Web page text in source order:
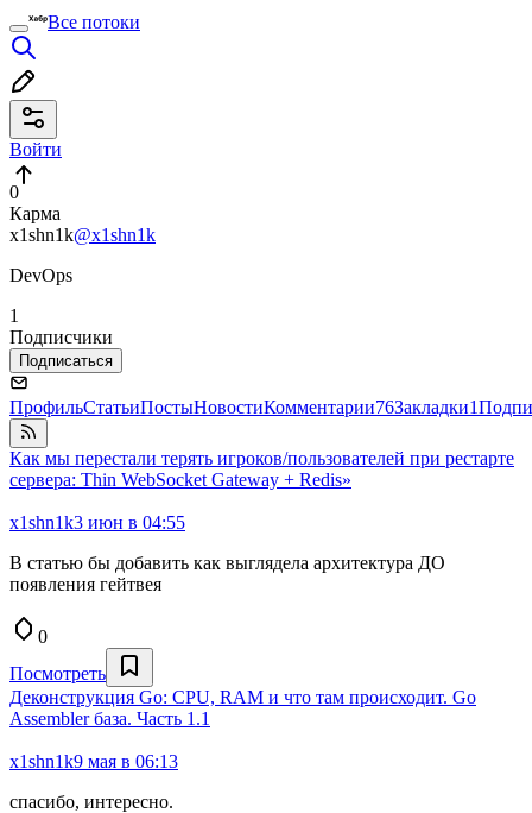
Все потоки
Войти
0
Карма
x1shn1k@x1shn1k
DevOps
1
Подписчики
Подписаться
ПрофильСтатьиПостыНовостиКомментарии76Закладки1
Как мы перестали терять игроков/пользователей при рестарте
сервера: Thin WebSocket Gateway + Redis»
x1shn1k3 июн в 04:55
В статью бы добавить как выглядела архитектура ДО
появления гейтвея
0
Посмотреть
Деконструкция Go: CPU, RAM и что там происходит. Go
Assembler база. Часть 1.1
x1shn1k9 мая в 06:13
спасибо, интересно.